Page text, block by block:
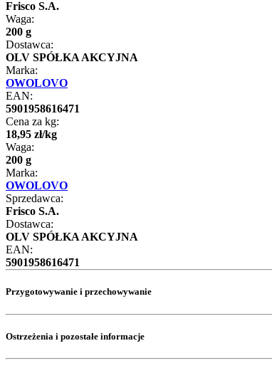
Frisco S.A.
Waga:
200 g
Dostawca:
OLV SPÓŁKA AKCYJNA
Marka:
OWOLOVO
EAN:
5901958616471
Cena za kg:
18,95 zł/kg
Waga:
200 g
Marka:
OWOLOVO
Sprzedawca:
Frisco S.A.
Dostawca:
OLV SPÓŁKA AKCYJNA
EAN:
5901958616471
Przygotowywanie i przechowywanie
Ostrzeżenia i pozostałe informacje